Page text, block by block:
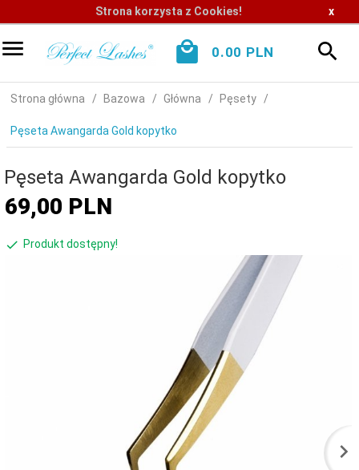
Strona korzysta z Cookies! x
0.00 PLN
Strona główna Bazowa Główna Pęsety
Pęseta Awangarda Gold kopytko
Pęseta Awangarda Gold kopytko
69,00 PLN
Produkt dostępny!